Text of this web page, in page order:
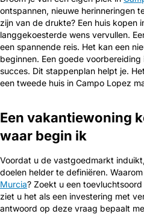
ontspannen, nieuwe herinneringen
zijn van de drukte? Een huis kopen
langgekoesterde wens vervullen.
een spannende reis. Het kan een
beginnen. Een goede
succes. Dit stappenplan helpt je.
een tweede huis in Campo Lopez
Een vakantiewoning
waar begin ik
Voordat u de vastgoedmarkt
doelen helder te definiëren.
Murcia? Zoekt u een
ziet u het als een investering met
antwoord op deze vraag bepaalt